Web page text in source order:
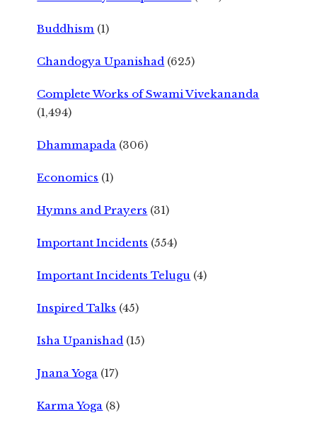
Buddhism (1)
Chandogya Upanishad (625)
Complete Works of Swami Vivekananda
(1,494)
Dhammapada (306)
Economics (1)
Hymns and Prayers (31)
Important Incidents (554)
Important Incidents Telugu (4)
Inspired Talks (45)
Isha Upanishad (15)
Jnana Yoga (17)
Karma Yoga (8)